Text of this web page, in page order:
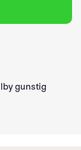
gunstig